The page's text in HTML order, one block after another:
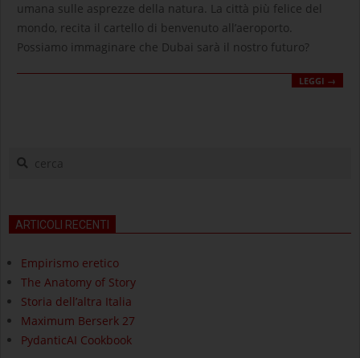
umana sulle asprezze della natura. La città più felice del
mondo, recita il cartello di benvenuto all’aeroporto.
Possiamo immaginare che Dubai sarà il nostro futuro?
LEGGI →
cerca
ARTICOLI RECENTI
Empirismo eretico
The Anatomy of Story
Storia dell’altra Italia
Maximum Berserk 27
PydanticAI Cookbook